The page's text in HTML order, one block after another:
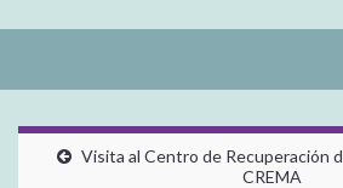
Visita al Centro de Recuperación
CREMA